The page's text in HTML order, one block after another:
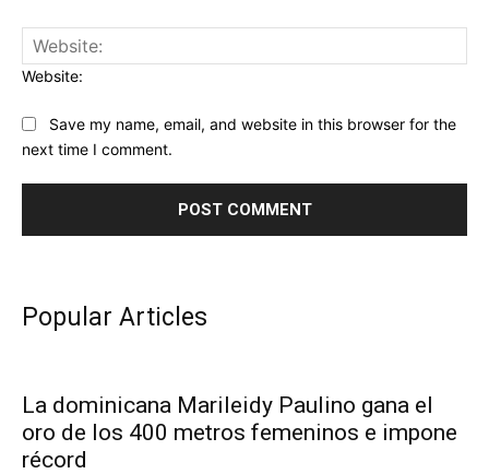
Website:
Save my name, email, and website in this browser for the
next time I comment.
Popular Articles
La dominicana Marileidy Paulino gana el
oro de los 400 metros femeninos e impone
récord